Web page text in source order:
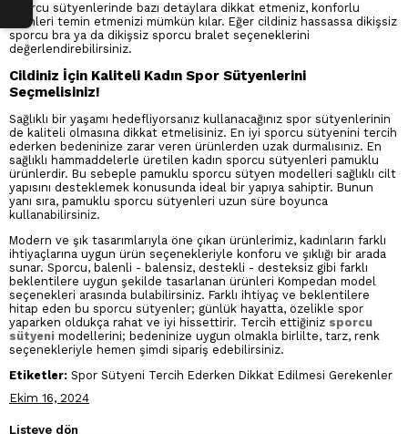
Sporcu sütyenlerinde bazı detaylara dikkat etmeniz, konforlu
ürünleri temin etmenizi mümkün kılar. Eğer cildiniz hassassa dikişsiz
sporcu bra ya da dikişsiz sporcu bralet seçeneklerini
değerlendirebilirsiniz.
Cildiniz İçin Kaliteli Kadın Spor Sütyenlerini
Seçmelisiniz!
Sağlıklı bir yaşamı hedefliyorsanız kullanacağınız spor sütyenlerinin
de kaliteli olmasına dikkat etmelisiniz. En iyi sporcu sütyenini tercih
ederken bedeninize zarar veren ürünlerden uzak durmalısınız. En
sağlıklı hammaddelerle üretilen kadın sporcu sütyenleri pamuklu
ürünlerdir. Bu sebeple pamuklu sporcu sütyen modelleri sağlıklı cilt
yapısını desteklemek konusunda ideal bir yapıya sahiptir. Bunun
yanı sıra, pamuklu sporcu sütyenleri uzun süre boyunca
kullanabilirsiniz.
Modern ve şık tasarımlarıyla öne çıkan ürünlerimiz, kadınların farklı
ihtiyaçlarına uygun ürün seçenekleriyle konforu ve şıklığı bir arada
sunar. Sporcu, balenli - balensiz, destekli - desteksiz gibi farklı
beklentilere uygun şekilde tasarlanan ürünleri Kompedan model
seçenekleri arasında bulabilirsiniz. Farklı ihtiyaç ve beklentilere
hitap eden bu sporcu sütyenler; günlük hayatta, özelikle spor
yaparken oldukça rahat ve iyi hissettirir. Tercih ettiğiniz sporcu
sütyeni modellerini; bedeninize uygun olmakla birlilte, tarz, renk
seçenekleriyle hemen şimdi sipariş edebilirsiniz.
Etiketler: Spor Sütyeni Tercih Ederken Dikkat Edilmesi Gerekenler
Ekim 16, 2024
Listeye dön